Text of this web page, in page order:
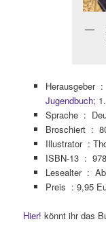
Herausgeber ‏ : ‎
Jugendbuch;
Sprache ‏ : ‎
Broschiert ‏ : ‎
Illustrator :
ISBN-13 ‏ : ‎
Lesealter ‏ : ‎
Preis : 9,95
Hier! könnt ihr das